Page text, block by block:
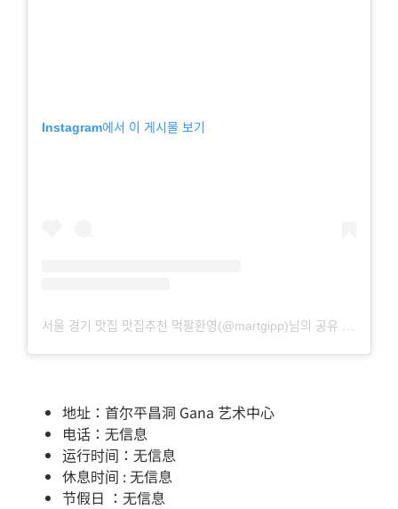
Instagram에서 이 게시물 보기
地址：首尔平昌洞 Gana 艺术中心
电话：无信息
运行时间：无信息
休息时间 : 无信息
节假日 ：无信息